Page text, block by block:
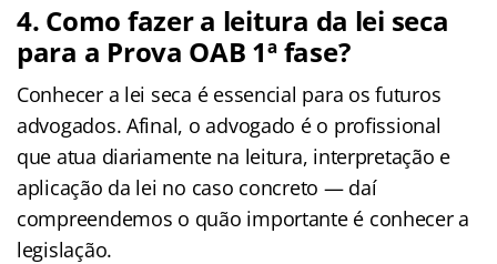
4. Como fazer a leitura da lei seca
para a Prova OAB 1ª fase?
Conhecer a lei seca é essencial para os futuros
advogados. Afinal, o advogado é o profissional
que atua diariamente na leitura, interpretação e
aplicação da lei no caso concreto — daí
compreendemos o quão importante é conhecer a
legislação.